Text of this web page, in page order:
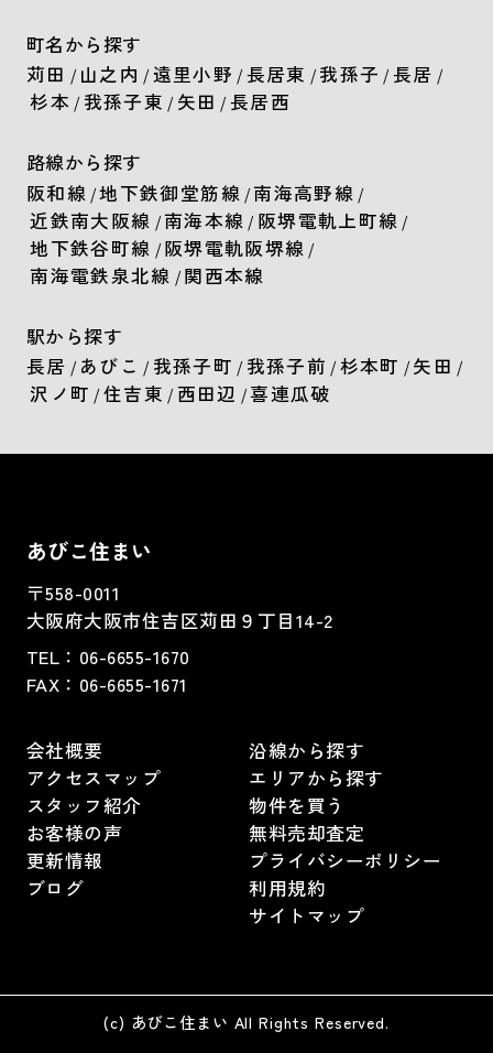
町名から探す
苅田 / 山之内 / 遠里小野 / 長居東 / 我孫子 / 長居 /
杉本 / 我孫子東 / 矢田 / 長居西
路線から探す
阪和線 /地下鉄御堂筋線 /南海高野線 /
近鉄南大阪線 /南海本線 / 阪堺電軌上町線 /
地下鉄谷町線 / 阪堺電軌阪堺線 /
南海電鉄泉北線 / 関西本線
駅から探す
長居 / あびこ / 我孫子町 / 我孫子前 / 杉本町 / 矢田 /
沢ノ町 / 住吉東 / 西田辺 /喜連瓜破
あびこ住まい
〒558-0011
大阪府大阪市住吉区苅田９丁目14-2
TEL： 06-6655-1670
FAX： 06-6655-1671
会社概要
アクセスマップ
スタッフ紹介
お客様の声
更新情報
ブログ
沿線から探す
エリアから探す
物件を買う
無料売却査定
プライバシーポリシー
利用規約
サイトマップ
(c) あびこ住まい All Rights Reserved.